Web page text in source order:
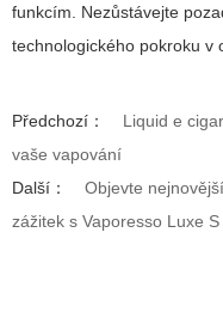
funkcím. Nezůstávejte
technologického pokroku v
Předchozí：
Liquid e
vaše vapování
Další：
Objevte
zážitek s Vaporesso Luxe